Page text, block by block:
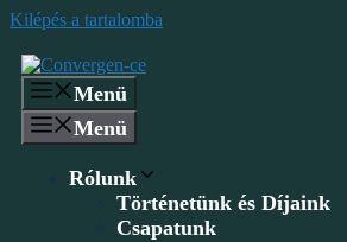
Kilépés a tartalomba
Menü
Menü
Rólunk
Történetünk és Díjaink
Csapatunk